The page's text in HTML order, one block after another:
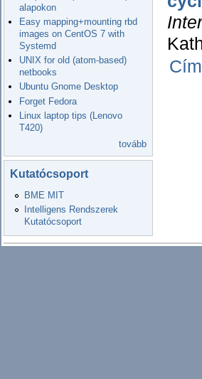
alapokon
Easy mapping+mounting rbd
images on CentOS 7 with
Systemd
UNIX for old (atom-based)
netbooks
Ubuntu Gnome Desktop
Forget Fedora
Linux laptop tips (Lenovo
T420)
tovább
Kutatócsoport
BME MIT
Intelligens Rendszerek
Kutatócsoport